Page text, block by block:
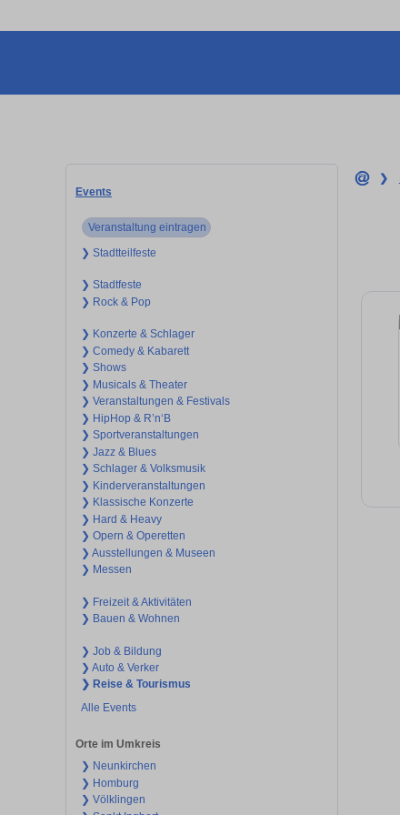
Events
Veranstaltung eintragen
❯ Stadtteilfeste
❯ Stadtfeste
❯ Rock & Pop
❯ Konzerte & Schlager
❯ Comedy & Kabarett
❯ Shows
❯ Musicals & Theater
❯ Veranstaltungen & Festivals
❯ HipHop & R’n‘B
❯ Sportveranstaltungen
❯ Jazz & Blues
❯ Schlager & Volksmusik
❯ Kinderveranstaltungen
❯ Klassische Konzerte
❯ Hard & Heavy
❯ Opern & Operetten
❯ Ausstellungen & Museen
❯ Messen
❯ Freizeit & Aktivitäten
❯ Bauen & Wohnen
❯ Job & Bildung
❯ Auto & Verker
❯ Reise & Tourismus
Alle Events
Orte im Umkreis
❯ Neunkirchen
❯ Homburg
❯ Völklingen
❯